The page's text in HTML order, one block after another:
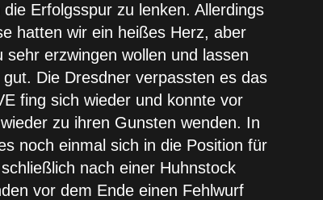
Erfolgsspur zu lenken. Allerdings
hatten wir ein heißes Herz, aber
erzwingen wollen und lassen
Die Dresdner verpassten es das
fing sich wieder und konnte vor
zu ihren Gunsten wenden. In
noch einmal sich in die Position für
nach einer Huhnstock
vor dem Ende einen Fehlwurf